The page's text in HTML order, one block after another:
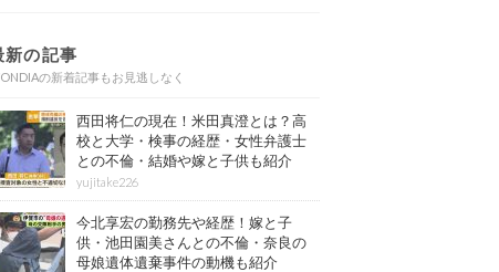
新の記事
の新着記事もお見逃しなく
西田将仁の現在！米田真澄とは？高
校と大学・検事の経歴・女性弁護士
との不倫・結婚や嫁と子供も紹介
yujitake226
今北享宏の勤務先や経歴！嫁と子
供・池田園美さんとの不倫・奈良の
母娘遺体遺棄事件の動機も紹介